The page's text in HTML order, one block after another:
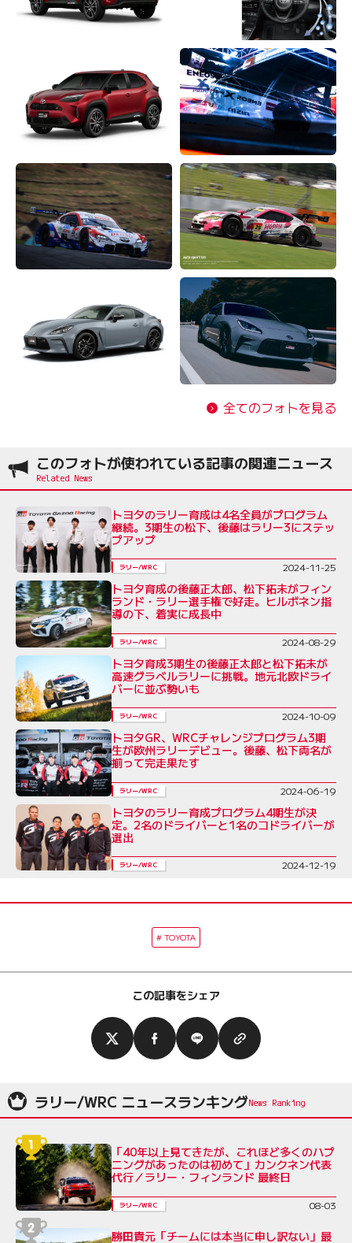
全てのフォトを見る
このフォトが使われている記事の関連ニュース
トヨタのラリー育成は4名全員がプログラム
継続。3期生の松下、後藤はラリー3にステッ
プアップ
ラリー/WRC 2024-11-25
トヨタ育成の後藤正太郎、松下拓未がフィン
ランド・ラリー選手権で好走。ヒルボネン指
導の下、着実に成長中
ラリー/WRC 2024-08-29
トヨタ育成3期生の後藤正太郎と松下拓未が
高速グラベルラリーに挑戦。地元北欧ドライ
バーに並ぶ勢いも
ラリー/WRC 2024-10-09
トヨタGR、WRCチャレンジプログラム3期
生が欧州ラリーデビュー。後藤、松下両名が
揃って完走果たす
ラリー/WRC 2024-06-19
トヨタのラリー育成プログラム4期生が決
定。2名のドライバーと1名のコドライバーが
選出
ラリー/WRC 2024-12-19
TOYOTA
この記事をシェア
ラリー/WRC ニュースランキング
「40年以上見てきたが、これほど多くのハプ
ニングがあったのは初めて」カンクネン代表
代行／ラリー・フィンランド 最終日
ラリー/WRC 08-03
勝田貴元「チームには本当に申し訳ない」最